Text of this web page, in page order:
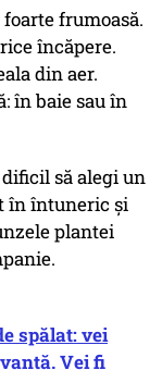
frumoasă.
încăpere.
din aer.
în baie sau în
să alegi un
în întuneric și
plantei
spălat: vei
Vei fi